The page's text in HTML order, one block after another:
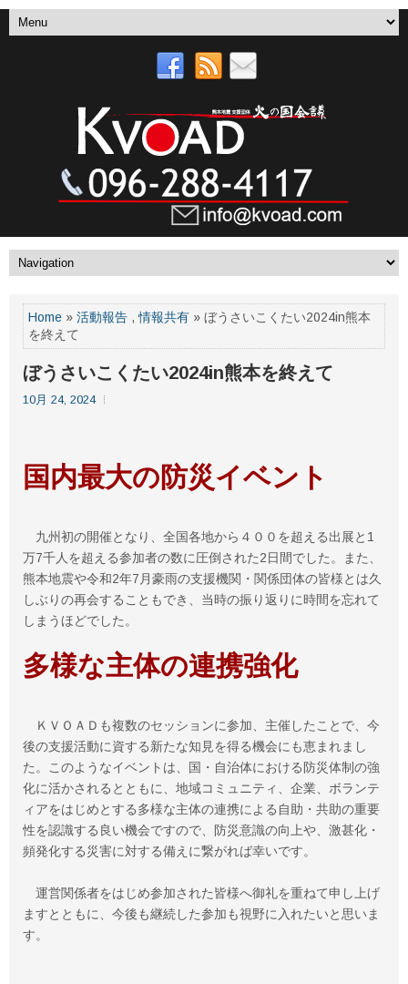
Home » 活動報告 ,情報共有 » ぼうさいこくたい2024in熊本
を終えて
ぼうさいこくたい2024in熊本を終えて
10月 24, 2024
国内最大の防災イベント
九州初の開催となり、全国各地から４００を超える出展と1
万7千人を超える参加者の数に圧倒された2日間でした。また、
熊本地震や令和2年7月豪雨の支援機関・関係団体の皆様とは久
しぶりの再会することもでき、当時の振り返りに時間を忘れて
しまうほどでした。
多様な主体の連携強化
ＫＶＯＡＤも複数のセッションに参加、主催したことで、今
後の支援活動に資する新たな知見を得る機会にも恵まれまし
た。このようなイベントは、国・自治体における防災体制の強
化に活かされるとともに、地域コミュニティ、企業、ボランテ
ィアをはじめとする多様な主体の連携による自助・共助の重要
性を認識する良い機会ですので、防災意識の向上や、激甚化・
頻発化する災害に対する備えに繋がれば幸いです。
運営関係者をはじめ参加された皆様へ御礼を重ねて申し上げ
ますとともに、今後も継続した参加も視野に入れたいと思いま
す。